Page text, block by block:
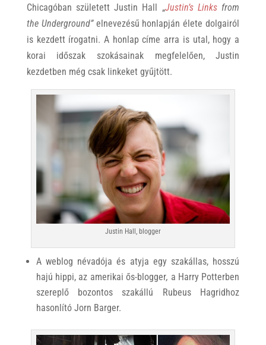
Chicagóban született Justin Hall „Justin’s Linksfrom
the Underground”elnevezésű honlapján élete dolgairól
is kezdett írogatni. A honlap címe arra is utal, hogy a
korai időszak szokásainak megfelelően, Justin
kezdetben még csak linkeket gyűjtött.
Justin Hall, blogger
A weblog névadója és atyja egy szakállas, hosszú
hajú hippi, az amerikai ős-blogger, a Harry Potterben
szereplő bozontos szakállú Rubeus Hagridhoz
hasonlító Jorn Barger.